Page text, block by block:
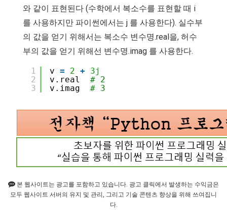
와 같이 표현된다 (수학에서 복소수를 표현할 때 i
를 사용하지만 파이썬에서는 j 를 사용한다). 실수부
의 값을 얻기 위해서는 복소수 변수명.real을, 허수
부의 값을 얻기 위해선 변수명.imag 를 사용한다.
1
2
3
v = 2 + 3j
v.real # 2
v.imag # 3
본 웹사이트는 광고를 포함하고 있습니다. 광고 클릭에서 발생하는 수익금은
모두 웹사이트 서버의 유지 및 관리, 그리고 기술 콘텐츠 향상을 위해 쓰여집니
다.